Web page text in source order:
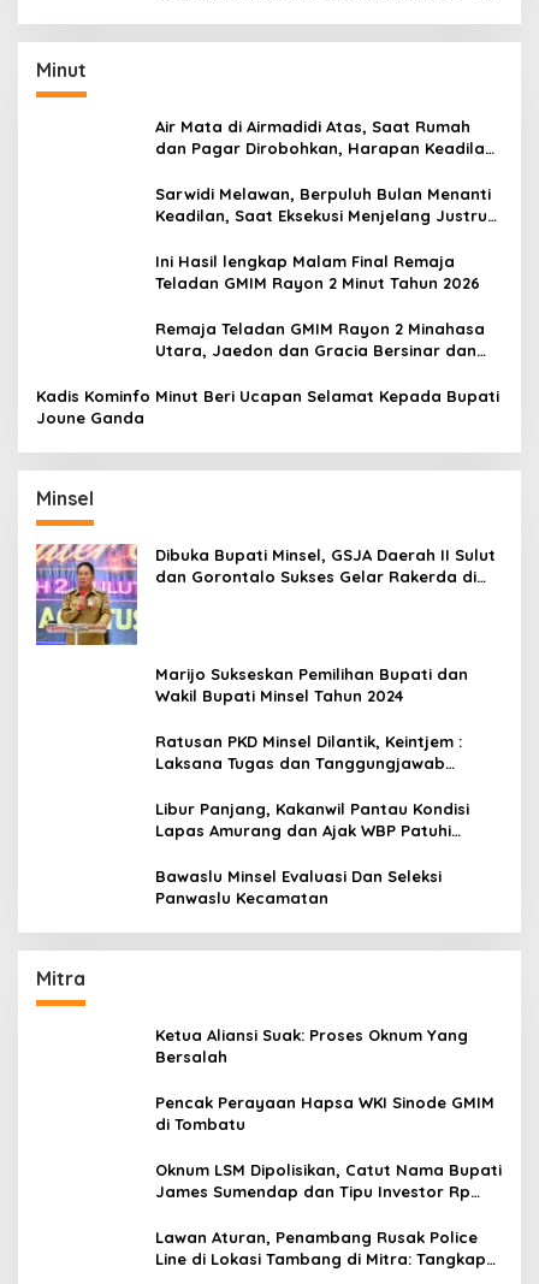
Minut
Air Mata di Airmadidi Atas, Saat Rumah
dan Pagar Dirobohkan, Harapan Keadilan
Sarwidi Melawan, Berpuluh Bulan Menanti
Keadilan, Saat Eksekusi Menjelang Justru
Ini Hasil lengkap Malam Final Remaja
Teladan GMIM Rayon 2 Minut Tahun 2026
Remaja Teladan GMIM Rayon 2 Minahasa
Utara, Jaedon dan Gracia Bersinar dan
Kadis Kominfo Minut Beri Ucapan Selamat Kepada Bupati
Joune Ganda
Minsel
Dibuka Bupati Minsel, GSJA Daerah II Sulut
dan Gorontalo Sukses Gelar Rakerda di
Marijo Sukseskan Pemilihan Bupati dan
Wakil Bupati Minsel Tahun 2024
Ratusan PKD Minsel Dilantik, Keintjem :
Laksana Tugas dan Tanggungjawab
Libur Panjang, Kakanwil Pantau Kondisi
Lapas Amurang dan Ajak WBP Patuhi
Bawaslu Minsel Evaluasi Dan Seleksi
Panwaslu Kecamatan
Mitra
Ketua Aliansi Suak: Proses Oknum Yang
Bersalah
Pencak Perayaan Hapsa WKI Sinode GMIM
di Tombatu
Oknum LSM Dipolisikan, Catut Nama Bupati
James Sumendap dan Tipu Investor Rp
Lawan Aturan, Penambang Rusak Police
Line di Lokasi Tambang di Mitra: Tangkap